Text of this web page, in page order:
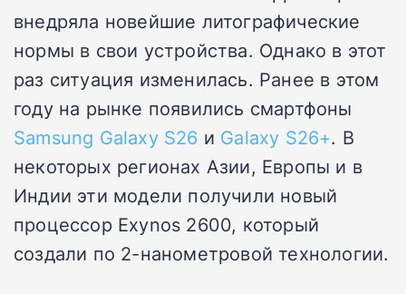
внедряла новейшие литографические
нормы в свои устройства. Однако в этот
раз ситуация изменилась. Ранее в этом
году на рынке появились смартфоны
Samsung Galaxy S26 и Galaxy S26+. В
некоторых регионах Азии, Европы и в
Индии эти модели получили новый
процессор Exynos 2600, который
создали по 2-нанометровой технологии.